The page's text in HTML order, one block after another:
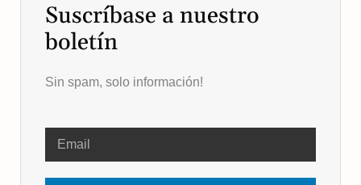
Suscríbase a nuestro
boletín
Sin spam, solo información!